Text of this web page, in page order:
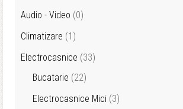
Audio - Video (0)
Climatizare (1)
Electrocasnice (33)
Bucatarie (22)
Electrocasnice Mici (3)